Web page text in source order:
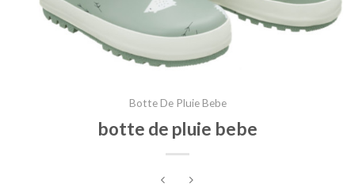
Botte De Pluie Bebe
botte de pluie bebe